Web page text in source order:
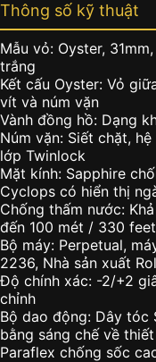
Thông số kỹ thuật
Mẫu vỏ: Oyster,
trắng
Kết cấu Oyster: Vỏ
vít và núm vặn
Vành đồng hồ: Dạng
Núm vặn: Siết chặt,
lớp Twinlock
Mặt kính: Sapphire
Cyclops có hiển thị
Chống thấm nước:
đến 100 mét / 330 feet
Bộ máy: Perpetual,
2236, Nhà sản xuất
Độ chính xác: -2/+2
chỉnh
Bộ dao động: Dây tóc
bằng sáng chế về
Paraflex chống sốc